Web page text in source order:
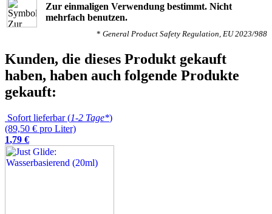
Zur einmaligen Verwendung bestimmt. Nicht
mehrfach benutzen.
* General Product Safety Regulation, EU 2023/988
Kunden, die dieses Produkt gekauft
haben, haben auch folgende Produkte
gekauft:
Sofort lieferbar (1-2 Tage*)
(89,50 € pro Liter)
1,79 €